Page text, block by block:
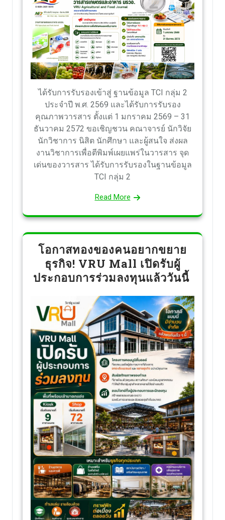
ได้รับการรับรองเข้าสู่ ฐานข้อมูล TCI กลุ่ม 2
ประจำปี พ.ศ. 2569 และได้รับการรับรอง
คุณภาพวารสาร ตั้งแต่ 1 มกราคม 2569 – 31
ธันวาคม 2572 ขอเชิญชวน คณาจารย์ นักวิจัย
นักวิชาการ นิสิต นักศึกษา และผู้สนใจ ส่งผล
งานวิชาการเพื่อตีพิมพ์เผยแพร่ในวารสาร จุด
เด่นของวารสาร ได้รับการรับรองในฐานข้อมูล
TCI กลุ่ม 2
Read More
โอกาสทองของคนอยากขยาย
ธุรกิจ! VRU Mall เปิดรับผู้
ประกอบการร่วมลงทุนแล้ววันนี้